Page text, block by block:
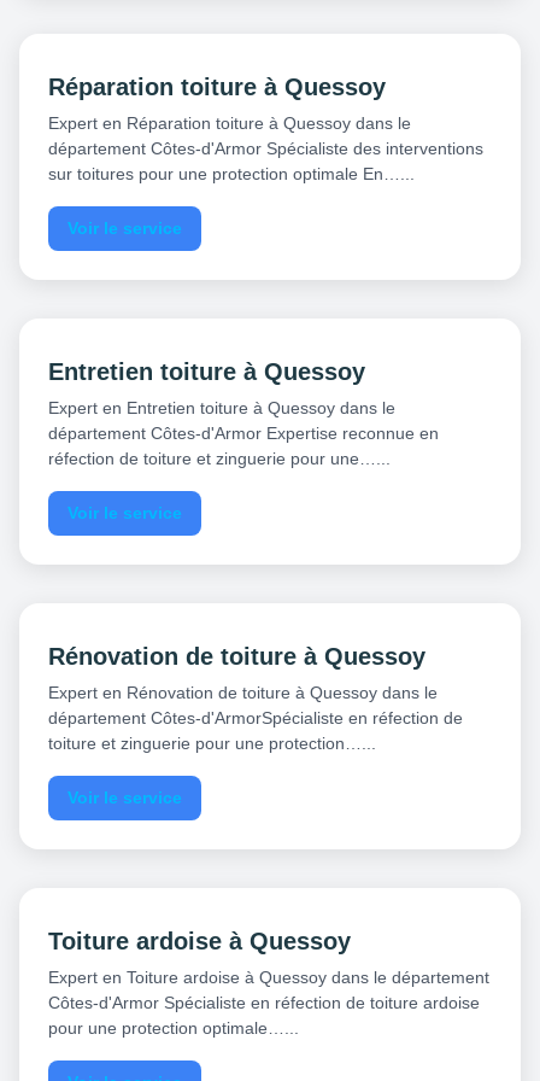
Réparation toiture à Quessoy
Expert en Réparation toiture à Quessoy dans le
département Côtes-d'Armor Spécialiste des interventions
sur toitures pour une protection optimale En…...
Voir le service
Entretien toiture à Quessoy
Expert en Entretien toiture à Quessoy dans le
département Côtes-d'Armor Expertise reconnue en
réfection de toiture et zinguerie pour une…...
Voir le service
Rénovation de toiture à Quessoy
Expert en Rénovation de toiture à Quessoy dans le
département Côtes-d'ArmorSpécialiste en réfection de
toiture et zinguerie pour une protection…...
Voir le service
Toiture ardoise à Quessoy
Expert en Toiture ardoise à Quessoy dans le département
Côtes-d'Armor Spécialiste en réfection de toiture ardoise
pour une protection optimale…...